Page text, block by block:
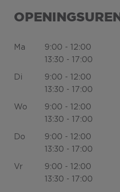
OPENINGSUREN
ma
9:00 - 12:00
13:30 - 17:00
di
9:00 - 12:00
13:30 - 17:00
wo
9:00 - 12:00
13:30 - 17:00
do
9:00 - 12:00
13:30 - 17:00
vr
9:00 - 12:00
13:30 - 17:00